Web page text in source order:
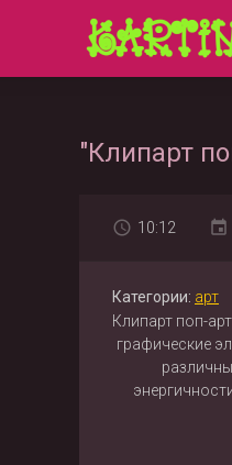
"Клипарт
10:12
Категории: арт
Клипарт поп-
графические